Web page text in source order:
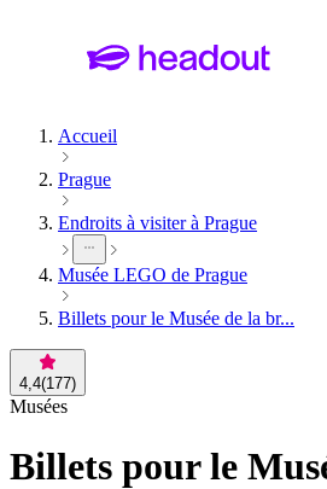
Accueil
Prague
Endroits à visiter à Prague
Musée LEGO de Prague
Billets pour le Musée de la br...
4,4(177)
Musées
Billets pour le